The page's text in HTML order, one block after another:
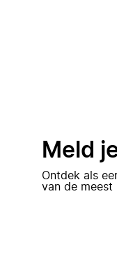
Meld
Ontdek als
van de meest